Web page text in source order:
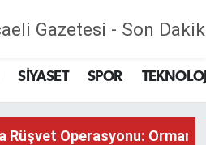
SİYASET SPOR
Rüşvet Operasyonu: Orman
Rüşvet Operasyonu: Orman